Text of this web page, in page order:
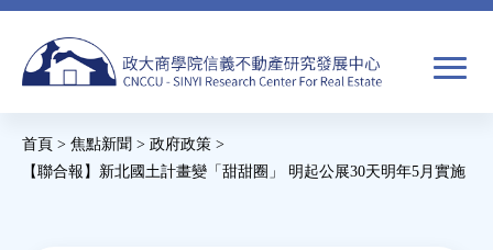
Jump
navigation
搜
搜
尋
您
首頁 > 焦點新聞 > 政府政策 >
【聯合報】新北國土計畫變「甜甜圈」 明起公展30天明年5月實施